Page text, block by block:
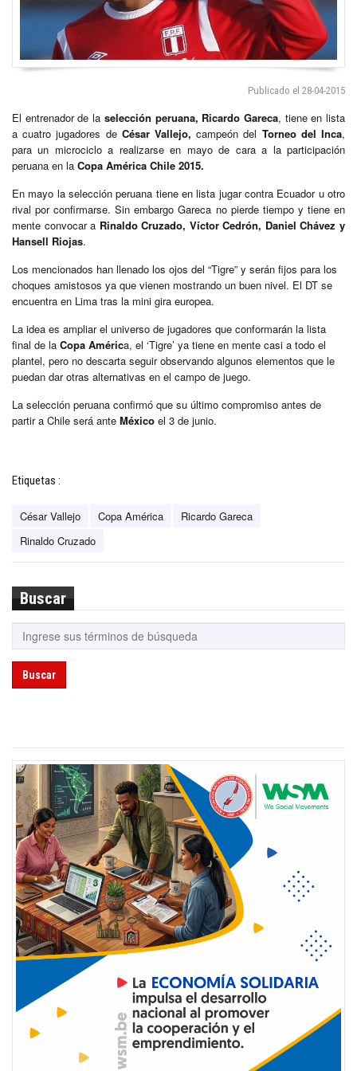
Publicado el 28-04-2015
El entrenador de la selección peruana, Ricardo Gareca, tiene en lista
a cuatro jugadores de César Vallejo, campeón del Torneo del Inca,
para un microciclo a realizarse en mayo de cara a la participación
peruana en la Copa América Chile 2015.
En mayo la selección peruana tiene en lista jugar contra Ecuador u otro
rival por confirmarse. Sin embargo Gareca no pierde tiempo y tiene en
mente convocar a Rinaldo Cruzado, Víctor Cedrón, Daniel Chávez y
Hansell Riojas.
Los mencionados han llenado los ojos del “Tigre” y serán fijos para los
choques amistosos ya que vienen mostrando un buen nivel. El DT se
encuentra en Lima tras la mini gira europea.
La idea es ampliar el universo de jugadores que conformarán la lista
final de la Copa América, el ‘Tigre’ ya tiene en mente casi a todo el
plantel, pero no descarta seguir observando algunos elementos que le
puedan dar otras alternativas en el campo de juego.
La selección peruana confirmó que su último compromiso antes de
partir a Chile será ante México el 3 de junio.
Etiquetas :
César Vallejo Copa América
Ricardo Gareca
Rinaldo Cruzado
Buscar
Buscar